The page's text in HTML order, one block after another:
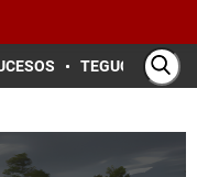
TEGUCIGALPA